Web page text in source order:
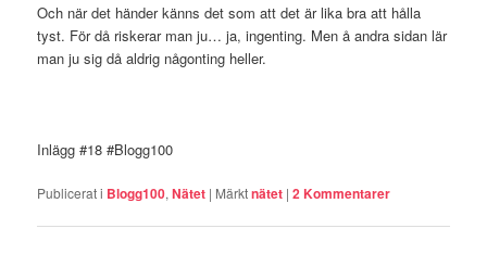
Och när det händer känns det som att det är lika bra att hålla
tyst. För då riskerar man ju… ja, ingenting. Men å andra sidan lär
man ju sig då aldrig någonting heller.
Inlägg #18 #Blogg100
Publicerat i Blogg100,Nätet | Märktnätet |2Kommentarer